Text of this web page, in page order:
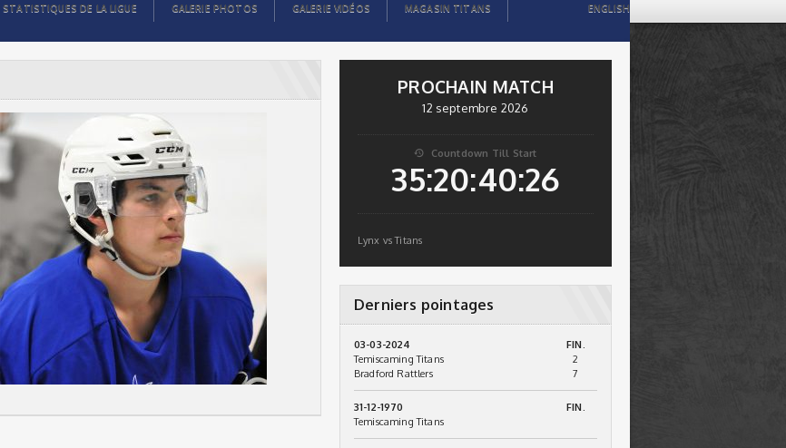
STATISTIQUES DE LA LIGUE GALERIE PHOTOS GALERIE VIDÉOS MAGASIN TITANS ENGLISH
PROCHAIN MATCH
12 septembre 2026
 Countdown Till Start
35:20:40:25
Lynx vs Titans
Derniers pointages
03-03-2024
FIN.
Temiscaming Titans
2
Bradford Rattlers
7
31-12-1970
FIN.
Temiscaming Titans